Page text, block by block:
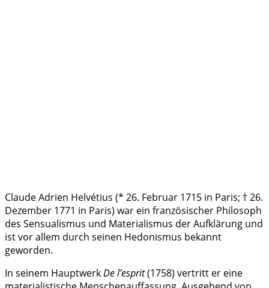
Claude Adrien Helvétius (* 26. Februar 1715 in Paris; † 26.
Dezember 1771 in Paris) war ein französischer Philosoph
des Sensualismus und Materialismus der Aufklärung und
ist vor allem durch seinen Hedonismus bekannt
geworden.
In seinem HauptwerkDe l’esprit(1758) vertritt er eine